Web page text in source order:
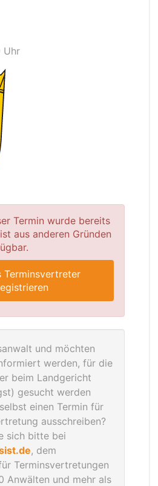
Uhr
Termin wurde bereits
aus anderen Gründen
Terminsvertreter
und möchten
werden, für die
beim Landgericht
gesucht werden
einen Termin für
ausschreiben?
sich bitte bei
, dem
Terminsvertretungen
Anwälten und mehr als